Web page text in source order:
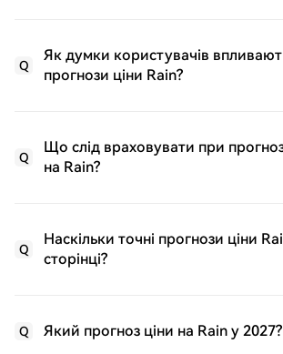
Q
Як думки користувачів
прогнози ціни Rain?
Q
Що слід враховувати при
на Rain?
Q
Наскільки точні прогнози ціни
сторінці?
Q Який прогноз ціни на Rain у 2027?